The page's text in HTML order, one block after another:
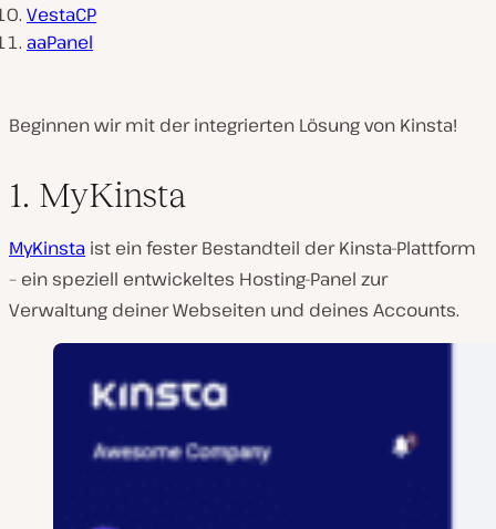
VestaCP
aaPanel
Beginnen wir mit der integrierten Lösung von Kinsta!
1. MyKinsta
MyKinsta ist ein fester Bestandteil der Kinsta-Plattform
– ein speziell entwickeltes Hosting-Panel zur
Verwaltung deiner Webseiten und deines Accounts.